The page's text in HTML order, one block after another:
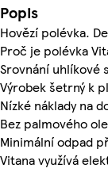
Popis
Hovězí polévka.
Proč je polévka
Srovnání uhlíkové
Výrobek šetrný k
Nízké náklady na
Bez palmového
Minimální odpad
Vitana využívá